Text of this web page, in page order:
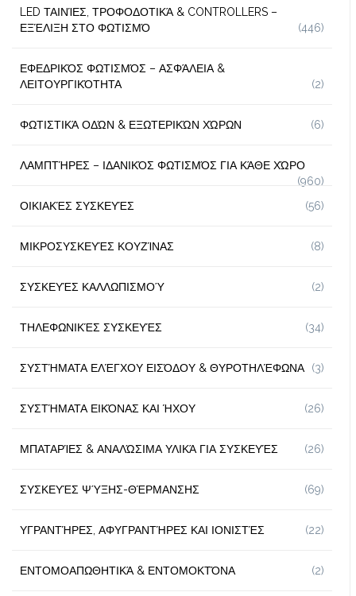
LED ΤΑΙΝΊΕΣ, ΤΡΟΦΟΔΟΤΙΚΆ & CONTROLLERS –
ΕΞΈΛΙΞΗ ΣΤΟ ΦΩΤΙΣΜΌ
(446)
ΕΦΕΔΡΙΚΌΣ ΦΩΤΙΣΜΌΣ – ΑΣΦΆΛΕΙΑ &
ΛΕΙΤΟΥΡΓΙΚΌΤΗΤΑ
(2)
ΦΩΤΙΣΤΙΚΆ ΟΔΏΝ & ΕΞΩΤΕΡΙΚΏΝ ΧΏΡΩΝ (6)
ΛΑΜΠΤΉΡΕΣ – ΙΔΑΝΙΚΌΣ ΦΩΤΙΣΜΌΣ ΓΙΑ ΚΆΘΕ ΧΏΡΟ
(960)
ΟΙΚΙΑΚΈΣ ΣΥΣΚΕΥΈΣ
(56)
ΜΙΚΡΟΣΥΣΚΕΥΈΣ ΚΟΥΖΊΝΑΣ (8)
ΣΥΣΚΕΥΈΣ ΚΑΛΛΩΠΙΣΜΟΎ (2)
ΤΗΛΕΦΩΝΙΚΈΣ ΣΥΣΚΕΥΈΣ (34)
ΣΥΣΤΉΜΑΤΑ ΕΛΈΓΧΟΥ ΕΙΣΌΔΟΥ & ΘΥΡΟΤΗΛΈΦΩΝΑ (3)
ΣΥΣΤΉΜΑΤΑ ΕΙΚΌΝΑΣ ΚΑΙ ΉΧΟΥ (26)
ΜΠΑΤΑΡΊΕΣ & ΑΝΑΛΏΣΙΜΑ ΥΛΙΚΆ ΓΙΑ ΣΥΣΚΕΥΈΣ (26)
ΣΥΣΚΕΥΈΣ ΨΎΞΗΣ-ΘΈΡΜΑΝΣΗΣ (69)
ΥΓΡΑΝΤΉΡΕΣ, ΑΦΥΓΡΑΝΤΉΡΕΣ ΚΑΙ ΙΟΝΙΣΤΈΣ (22)
ΕΝΤΟΜΟΑΠΩΘΗΤΙΚΆ & ΕΝΤΟΜΟΚΤΌΝΑ (2)